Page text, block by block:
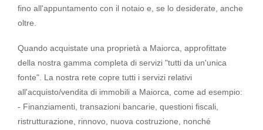
fino all'appuntamento con il notaio e, se lo desiderate, anche
oltre.
Quando acquistate una proprietà a Maiorca, approfittate
della nostra gamma completa di servizi "tutti da un'unica
fonte". La nostra rete copre tutti i servizi relativi
all'acquisto/vendita di immobili a Maiorca, come ad esempio:
- Finanziamenti, transazioni bancarie, questioni fiscali,
ristrutturazione, rinnovo, nuova costruzione, nonché